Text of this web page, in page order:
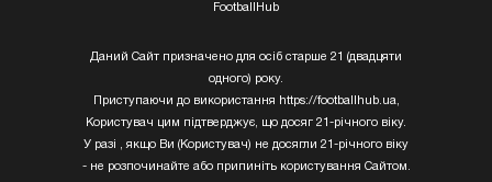
FootballHub
Даний Сайт призначено для осіб старше 21 (двадцяти
одного) року.
Приступаючи до використання https://footballhub.ua,
Користувач цим підтверджує, що досяг 21-річного віку.
У разі , якщо Ви (Користувач) не досягли 21-річного віку
- не розпочинайте або припиніть користування Сайтом.